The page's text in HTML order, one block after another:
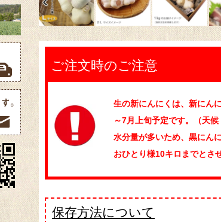
ご注文時のご注意
生の新にんにくは、新にん
～7月上旬予定です。（天
水分量が多いため、黒にん
おひとり様10キロまでとさ
保存方法について